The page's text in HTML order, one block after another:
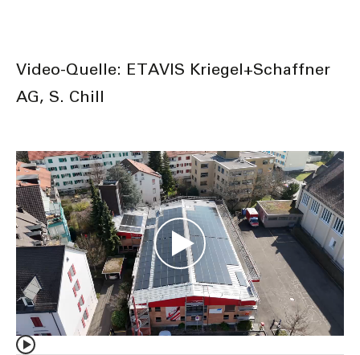
Video-Quelle: ETAVIS Kriegel+Schaffner
AG, S. Chill